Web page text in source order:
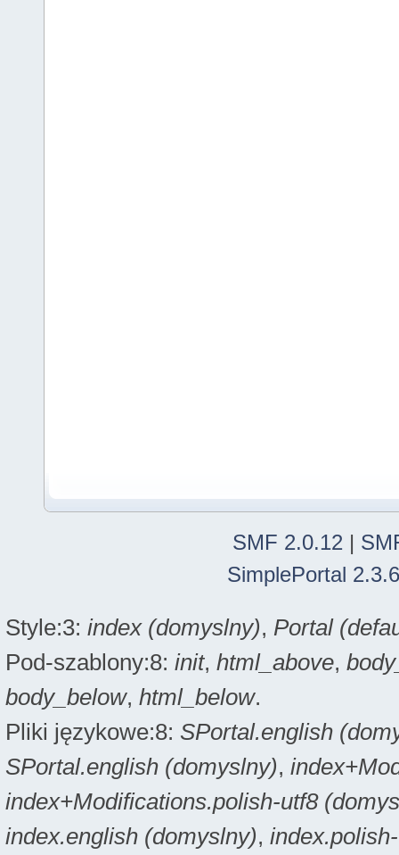
SMF 2.0.12 |
SimplePortal
Style:3: index (domyslny), Portal
Pod-szablony:8: init, html_above,
body_below, html_below.
Pliki językowe:8: SPortal.english
SPortal.english (domyslny),
index+Modifications.polish-utf8
index.english (domyslny),